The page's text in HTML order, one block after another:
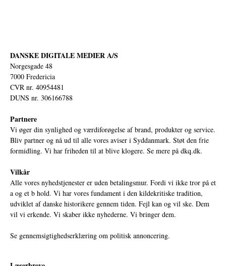
DANSKE DIGITALE MEDIER A/S
Norgesgade 48
7000 Fredericia
CVR nr. 40954481
DUNS nr. 306166788
Partnere
Vi øger din synlighed og værdiforøgelse af brand, produkter og service.
Bliv partner og nå ud til alle vores aviser i Syddanmark. Støt den frie
formidling. Vi har friheden til at blive klogere. Se mere på dkq.dk.
Vilkår
Alle vores nyhedstjenester er uden betalingsmur. Fordi vi ikke tror på et
a og et b hold. Vi har vores fundament i den kildekritiske tradition,
udviklet af danske historikere gennem tiden. Fejl kan og vil ske. Dem
vil vi erkende. Vi skaber ikke nyhederne. Vi bringer dem.
Se gennemsigtighedserklæring om politisk annoncering.